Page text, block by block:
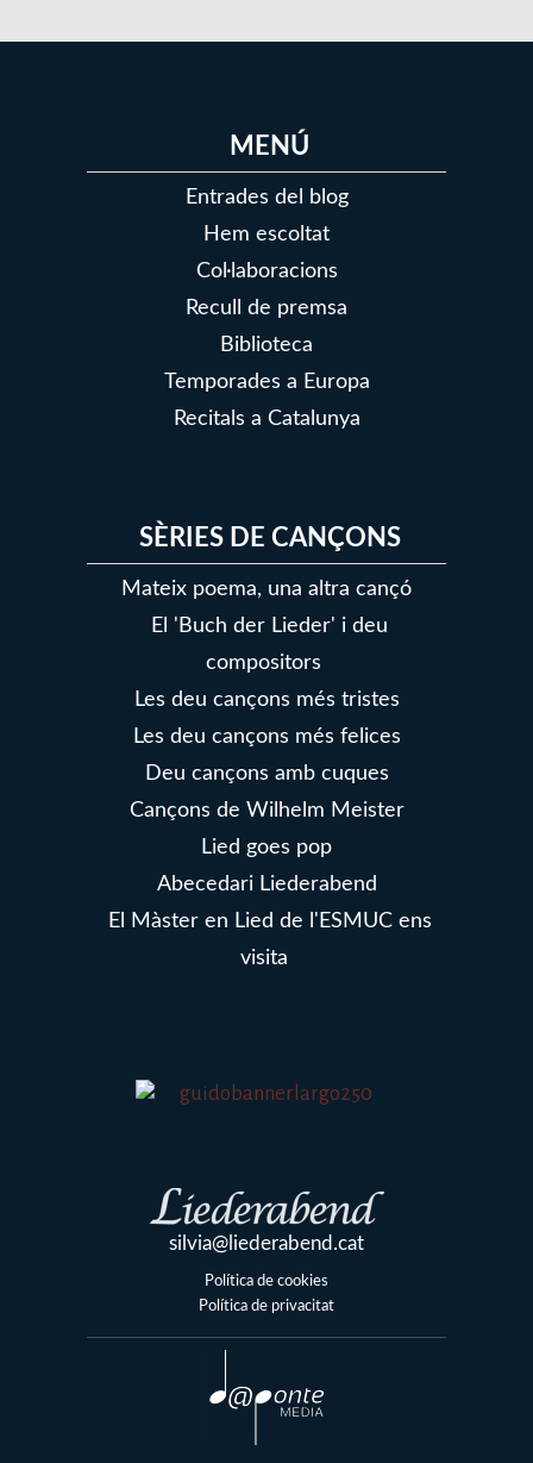
MENÚ
Entrades del blog
Hem escoltat
Col·laboracions
Recull de premsa
Biblioteca
Temporades a Europa
Recitals a Catalunya
SÈRIES DE CANÇONS
Mateix poema, una altra cançó
El 'Buch der Lieder' i deu
compositors
Les deu cançons més tristes
Les deu cançons més felices
Deu cançons amb cuques
Cançons de Wilhelm Meister
Lied goes pop
Abecedari Liederabend
El Màster en Lied de l'ESMUC ens
visita
silvia@liederabend.cat
Política de cookies
Política de privacitat